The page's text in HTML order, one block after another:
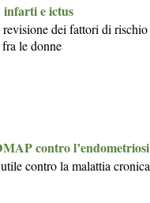
infarti e ictus
revisione dei fattori di rischio
le donne
contro l’endometriosi
contro la malattia cronica